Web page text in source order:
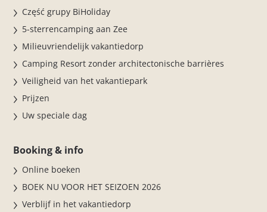
Część grupy BiHoliday
5-sterrencamping aan Zee
Milieuvriendelijk vakantiedorp
Camping Resort zonder architectonische barrières
Veiligheid van het vakantiepark
Prijzen
Uw speciale dag
Booking & info
Online boeken
BOEK NU VOOR HET SEIZOEN 2026
Verblijf in het vakantiedorp